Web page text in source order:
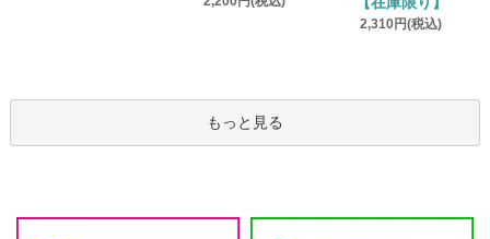
2,310円(税込)
もっと見る